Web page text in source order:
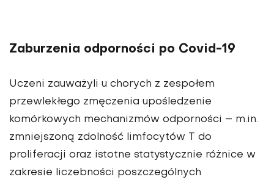
Zaburzenia odporności po Covid-19
Uczeni zauważyli u chorych z zespołem
przewlekłego zmęczenia upośledzenie
komórkowych mechanizmów odporności – m.in.
zmniejszoną zdolność limfocytów T do
proliferacji oraz istotne statystycznie różnice w
zakresie liczebności poszczególnych